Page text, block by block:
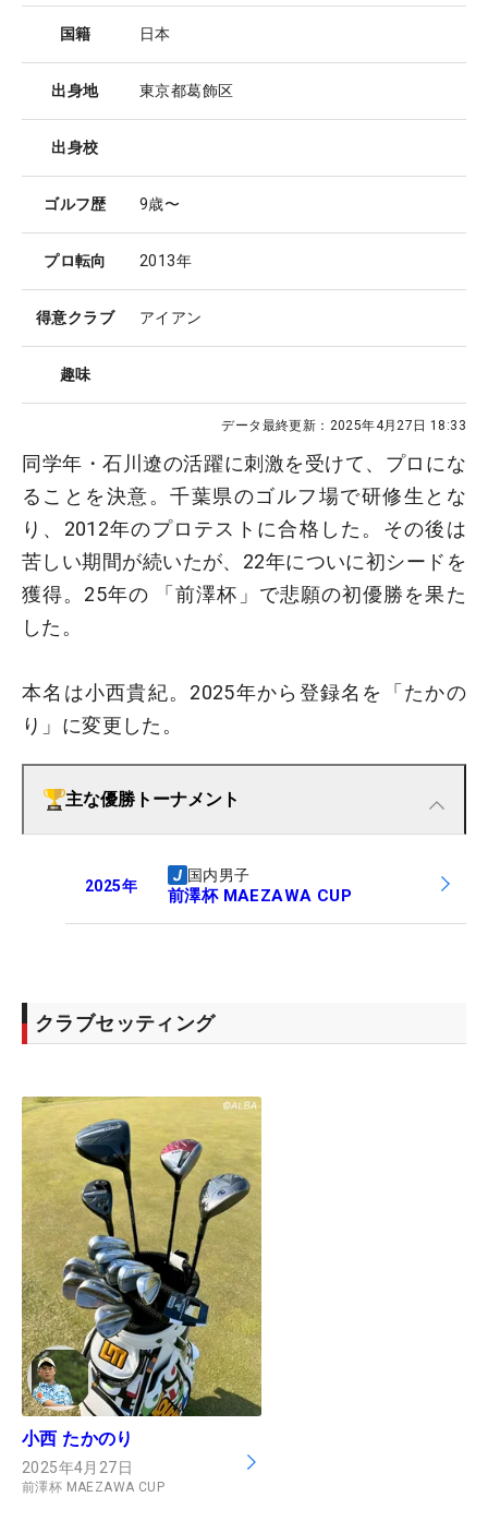
国籍 日本
出身地 東京都葛飾区
出身校
ゴルフ歴 9歳〜
プロ転向 2013年
得意クラブ アイアン
趣味
データ最終更新： 2025年4月27日 18:33
同学年・石川遼の活躍に刺激を受けて、プロにな
ることを決意。千葉県のゴルフ場で研修生とな
り、2012年のプロテストに合格した。その後は
苦しい期間が続いたが、22年についに初シードを
獲得。25年の 「前澤杯」で悲願の初優勝を果た
した。
本名は小西貴紀。2025年から登録名を「たかの
り」に変更した。
主な優勝トーナメント
2025年
国内男子
前澤杯 MAEZAWA CUP
クラブセッティング
小西 たかのり
2025年4月27日
前澤杯 MAEZAWA CUP